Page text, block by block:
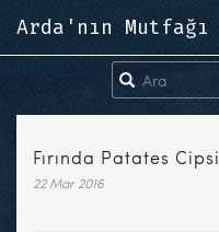
Arda'nın Mutfağı
Fırında Patates
22 Mar 2016